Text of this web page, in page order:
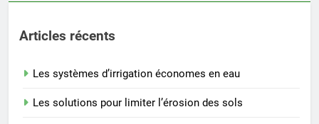
Articles récents
Les systèmes d’irrigation économes en eau
Les solutions pour limiter l’érosion des sols